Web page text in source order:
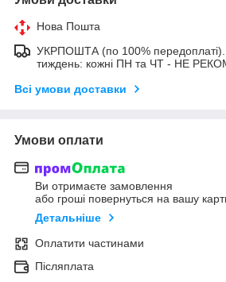
Нова Пошта
УКРПОШТА (по 100% передоплаті).
тиждень: кожні ПН та ЧТ - НЕ
Всі умови доставки
Умови оплати
Ви отримаєте замовлення
або гроші повернуться на вашу
Детальніше
Оплатити частинами
Післяплата